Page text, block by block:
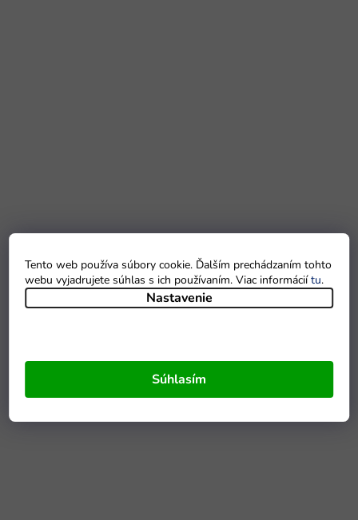
Tento web používa súbory cookie. Ďalším prechádzaním tohto
webu vyjadrujete súhlas s ich používaním. Viac informáciítu.
Nastavenie
Súhlasím